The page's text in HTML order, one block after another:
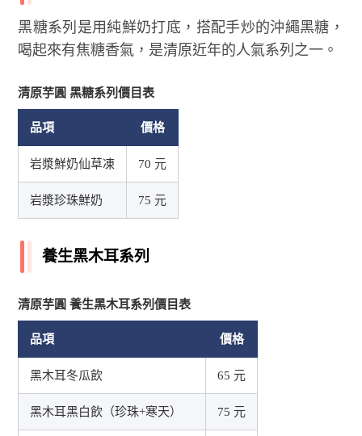
黑糖系列是用純鮮奶打底，搭配手炒的沖繩黑糖，
喝起來有焦糖香氣，是清原近年的人氣系列之一。
清原芋圓 黑糖系列價目表
品項 價格
岩漿鮮奶仙草凍 70 元
岩漿珍珠鮮奶 75 元
養生黑木耳系列
清原芋圓 養生黑木耳系列價目表
品項 價格
黑木耳冬瓜飲 65 元
黑木耳黑白飲（珍珠+寒天） 75 元